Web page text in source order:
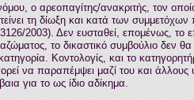
ο αρεοπαγίτης/ανακριτής, τον
τη δίωξη και κατά των
2003). Δεν ευσταθεί, επομένως, το
το δικαστικό συμβούλιο δεν
Κοντολογίς, και το
να παραπέμψει μαζί του και
για το ως ίδιο αδίκημα.